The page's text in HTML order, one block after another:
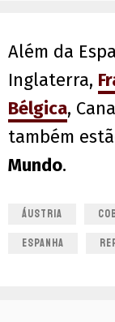
Além da
Inglaterra,
Bélgica,
também
Mundo.
ÁUSTRIA
ESPANHA